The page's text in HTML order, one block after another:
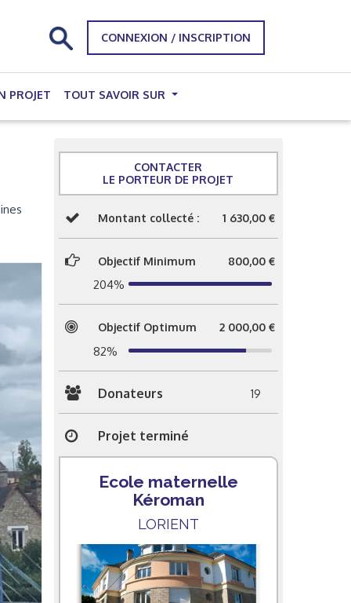
CONNEXION / INSCRIPTION
PROJET TOUT SAVOIR SUR
CONTACTER
LE PORTEUR DE PROJET
Montant collecté : 1 630,00 €
Objectif Minimum 800,00 €
204%
Objectif Optimum 2 000,00 €
82%
Donateurs 19
Projet terminé
Ecole maternelle
Kéroman
LORIENT